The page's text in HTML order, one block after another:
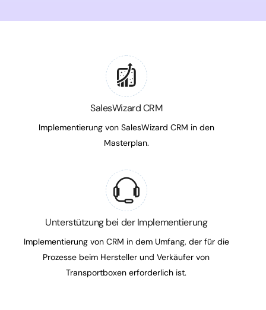
SalesWizard CRM
Implementierung von SalesWizard CRM in den
Masterplan.
Unterstützung bei der Implementierung
Implementierung von CRM in dem Umfang, der für die
Prozesse beim Hersteller und Verkäufer von
Transportboxen erforderlich ist.